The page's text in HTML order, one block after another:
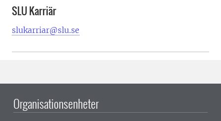
SLU Karriär
slukarriar@slu.se
Organisationsenheter